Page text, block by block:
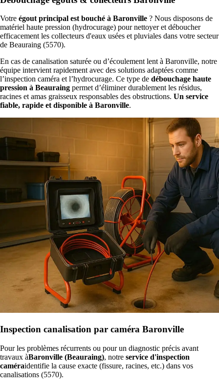
Votre égout principal est bouché à Baronville ? Nous disposons de
matériel haute pression (hydrocurage) pour nettoyer et déboucher
efficacement les collecteurs d'eaux usées et pluviales dans votre secteur
de Beauraing (5570).
En cas de canalisation saturée ou d’écoulement lent à Baronville, notre
équipe intervient rapidement avec des solutions adaptées comme
l’inspection caméra et l’hydrocurage. Ce type de débouchage haute
pression à Beauraing permet d’éliminer durablement les résidus,
racines et amas graisseux responsables des obstructions. Un service
fiable, rapide et disponible à Baronville.
Inspection canalisation par caméra Baronville
Pour les problèmes récurrents ou pour un diagnostic précis avant
travaux àBaronville (Beauraing), notre service d'inspection
caméraidentifie la cause exacte (fissure, racines, etc.) dans vos
canalisations (5570).